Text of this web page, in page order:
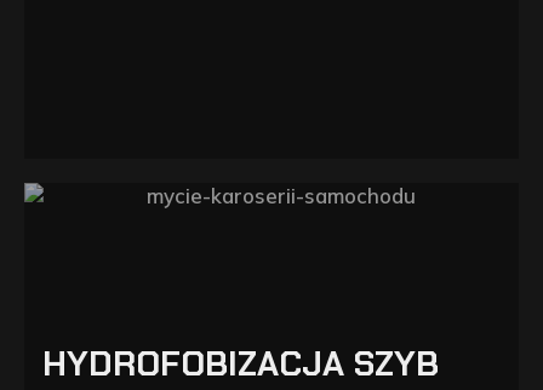
HYDROFOBIZACJA SZYB